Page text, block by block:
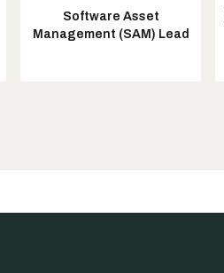
Software Asset
Management (SAM) Lead